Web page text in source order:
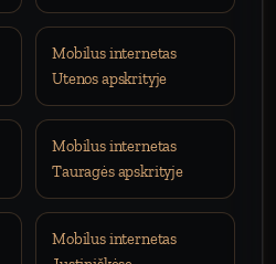
Mobilus internetas
Utenos apskrityje
Mobilus internetas
Tauragės apskrityje
Mobilus internetas